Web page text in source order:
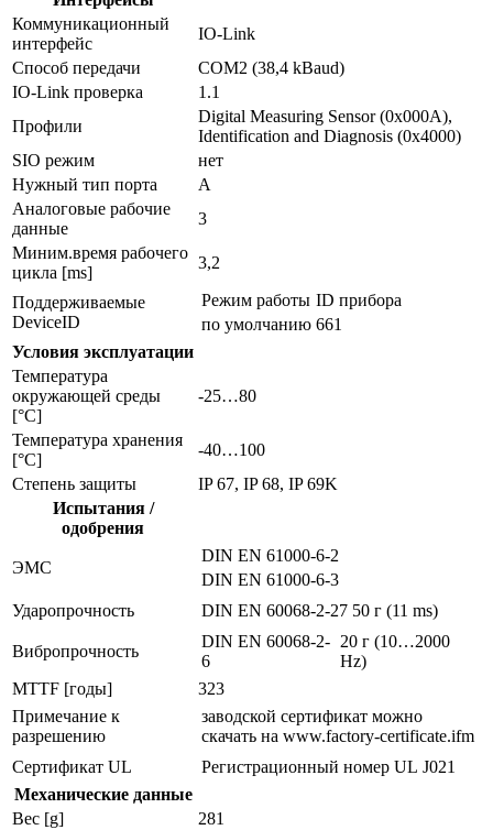
Коммуникационный
интерфейс
IO-Link
Способ передачи
COM2 (38,4 kBaud)
IO-Link проверка
1.1
Профили
Digital Measuring Sensor (0x000A),
Identification and Diagnosis (0x4000)
SIO режим
нет
Нужный тип порта
A
Аналоговые рабочие
данные
3
Миним.время рабочего
цикла [ms]
3,2
Поддерживаемые
DeviceID
Режим работы ID прибора
по умолчанию 661
Условия эксплуатации
Температура
окружающей среды
[°C]
-25…80
Температура хранения
[°C]
-40…100
Степень защиты
IP 67, IP 68, IP 69K
Испытания /
одобрения
ЭMC
DIN EN 61000-6-2
DIN EN 61000-6-3
Ударопрочность
DIN EN 60068-2-27 50 г (11 ms)
Вибропрочность
DIN EN 60068-2-
6
20 г (10…2000
Hz)
MTTF [годы]
323
Примечание к
разрешению
заводской сертификат можно
скачать на www.factory-certificate.ifm
Сертификат UL
Регистрационный номер UL J021
Механические данные
Вес [g]
281